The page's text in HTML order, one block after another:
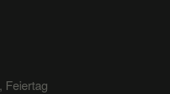
Feiertag